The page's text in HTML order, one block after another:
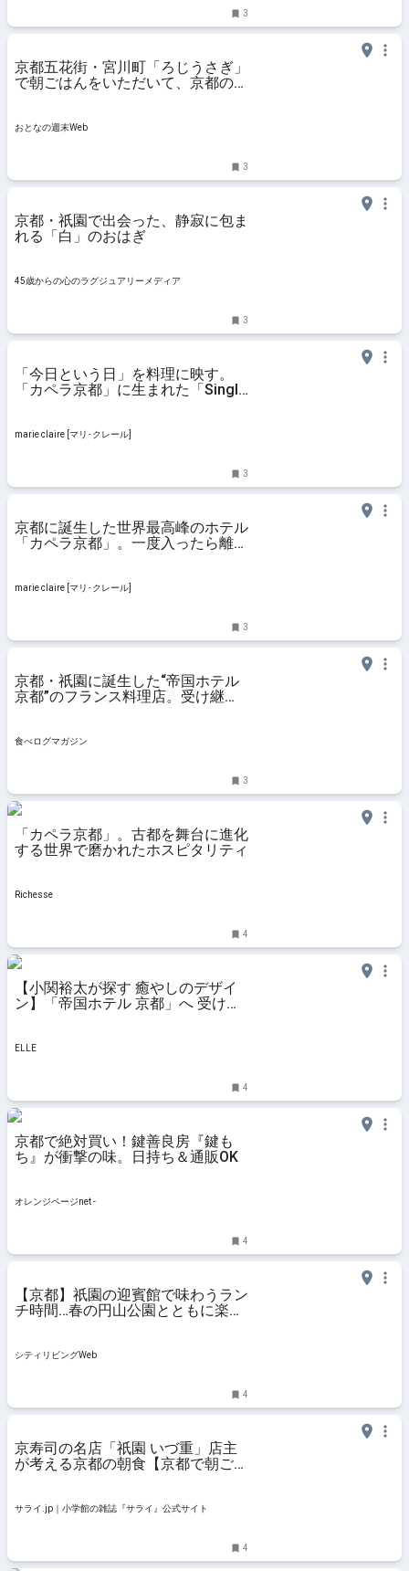
3
京都五花街・宮川町「ろじうさぎ」
で朝ごはんをいただいて、京都の素
おとなの週末Web
3
京都・祇園で出会った、静寂に包ま
れる「白」のおはぎ
45歳からの心のラグジュアリーメディア
3
「今日という日」を料理に映す。
「カペラ京都」に生まれた「Single
marie claire [マリ･クレール]
3
京都に誕生した世界最高峰のホテル
「カペラ京都」。一度入ったら離れ
marie claire [マリ･クレール]
3
京都・祇園に誕生した“帝国ホテル
京都”のフランス料理店。受け継が
食べログマガジン
3
「カペラ京都」。古都を舞台に進化
する世界で磨かれたホスピタリティ
Richesse
4
【小関裕太が探す 癒やしのデザイ
ン】「帝国ホテル 京都」へ 受け継
ELLE
4
京都で絶対買い！鍵善良房『鍵も
ち』が衝撃の味。日持ち＆通販OK
オレンジページnet -
4
【京都】祇園の迎賓館で味わうラン
チ時間…春の円山公園とともに楽し
シティリビングWeb
4
京寿司の名店「祇園 いづ重」店主
が考える京都の朝食【京都で朝ごは
サライ.jp｜小学館の雑誌『サライ』公式サイト
4